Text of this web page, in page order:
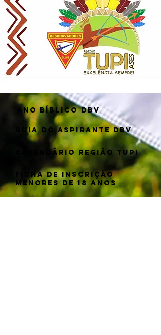
aNO BÍBLICO DBV
GUIA DO ASPIRANTE DBV
calendário região tupi
Ficha de inscrição
menores de 18 anos